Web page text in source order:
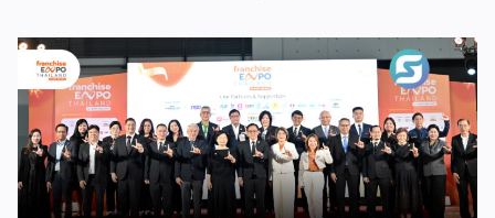
2026 ให้แก่ผู้ประกอบธุรกิจแฟรนไชส์ที่อยู่ในการส่งเสริมสนับสนุน
ของกรมฯ นายพูนพงษ์ นัยนาภากรณ์ อธิบดีกรมพัฒนาธุรกิจ
การค้า กระทรวงพาณิชย์ เปิดเผยภายหลังเป็นประธานเปิดงาน
“งานแฟรนไชส์ เอ็กซ์โป ไทยแลนด์ บาย สมาร์ท เอสเอ็มอี เอ็กซ์
โป (Franchise Expo Thailand by Smart SME Expo)” ซึ่ง
เป็นงานแสดงธุรกิจแฟรนไชส์ชั้นนำที่จัดขึ้นโดย บริษัท พีเอ็มจี
คอร์ปอเรชัน จำกัด เพื่อยกระดับศักยภาพของผู้ประกอบการและ
เจ้าของธุรกิจที่ต้องการขยายกิจการผ่านระบบแฟรนไชส์ […]